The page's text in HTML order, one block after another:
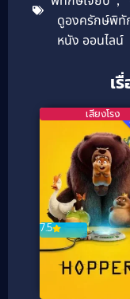
ดูองครักษ์พิทั
หนัง ออนไลน์
เ
7.5
เสียงโรง